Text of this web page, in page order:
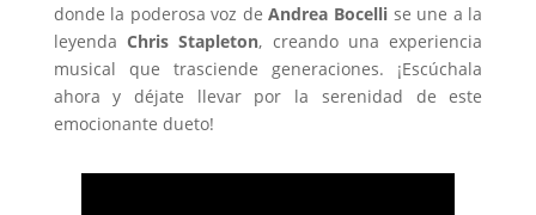
donde la poderosa voz de Andrea Bocelli se une a la
leyendaChris Stapleton, creando una experiencia
musical que trasciende generaciones. ¡Escúchala
ahora y déjate llevar por la serenidad de este
emocionante dueto!